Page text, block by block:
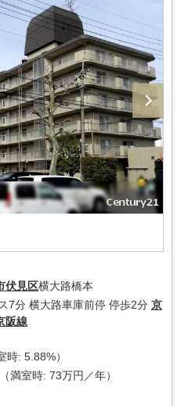
伏見区横大路橋本
7分 横大路車庫前停 停歩2分 京
阪線
時: 5.88%）
満室時: 73万円／年）